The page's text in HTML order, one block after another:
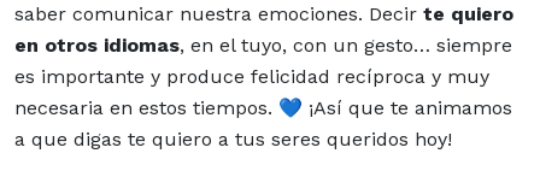
saber comunicar nuestra emociones. Decir te quiero
en otros idiomas, en el tuyo, con un gesto… siempre
es importante y produce felicidad recíproca y muy
necesaria en estos tiempos. 💙 ¡Así que te animamos
a que digas te quiero a tus seres queridos hoy!